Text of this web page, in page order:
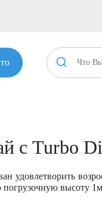
с Turbo
удовлетворить
погрузочную высоту